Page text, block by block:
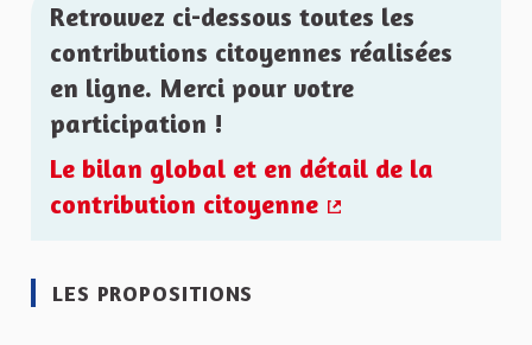
Retrouvez ci-dessous toutes les
contributions citoyennes réalisées
en ligne. Merci pour votre
participation !
Le bilan global et en détail de la
contribution citoyenne
LES PROPOSITIONS